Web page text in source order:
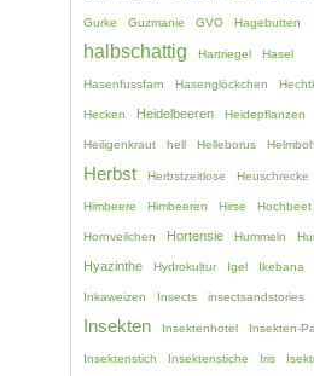
Gurke Guzmanie GVO Hagebutten
halbschattig Hartriegel Hasel
Hasenfussfarn Hasenglöckchen
Hecken Heidelbeeren Heidepflanzen
Heiligenkraut hell Helleborus
Herbst Herbstzeitlose Heuschrecke
Himbeere Himbeeren Hirse Hochbeet
Hornveilchen Hortensie Hummeln
Hyazinthe Hydrokultur Igel Ikebana
Inkaweizen Insects insectsandstories
Insekten Insektenhotel Insekten-
Insektenstich Insektenstiche Iris